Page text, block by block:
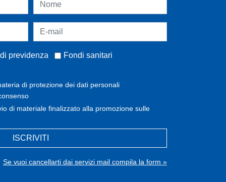
previdenza Fondi sanitari
di protezione dei dati personali
di materiale finalizzato alla promozione sulle
ISCRIVITI
Se vuoi cancellarti dai servizi mail compila la form »